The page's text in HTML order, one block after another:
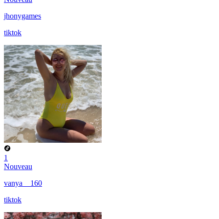
jhonygames
tiktok
1
Nouveau
vanya__160
tiktok